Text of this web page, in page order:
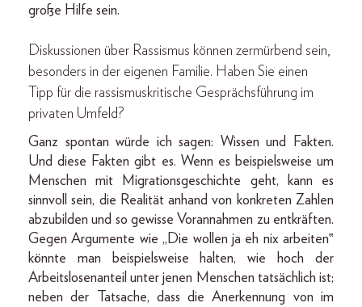
große Hilfe sein.
Diskussionen über Rassismus können zermürbend sein,
besonders in der eigenen Familie. Haben Sie einen
Tipp für die rassismuskritische Gesprächsführung im
privaten Umfeld?
Ganz spontan würde ich sagen: Wissen und Fakten.
Und diese Fakten gibt es. Wenn es beispielsweise um
Menschen mit Migrationsgeschichte geht, kann es
sinnvoll sein, die Realität anhand von konkreten Zahlen
abzubilden und so gewisse Vorannahmen zu entkräften.
Gegen Argumente wie „Die wollen ja eh nix arbeiten‟
könnte man beispielsweise halten, wie hoch der
Arbeitslosenanteil unter jenen Menschen tatsächlich ist;
neben der Tatsache, dass die Anerkennung von im